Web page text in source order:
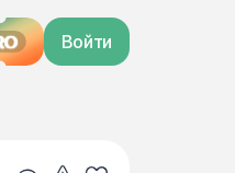
Войти